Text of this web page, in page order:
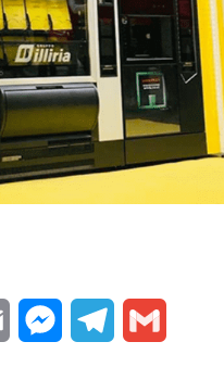
Email MessengerTelegram